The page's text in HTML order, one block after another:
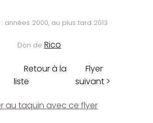
années 2000, au plus tard 2013
Don de Rico
Retour à la
liste
Flyer
suivant >
au taquin avec ce flyer